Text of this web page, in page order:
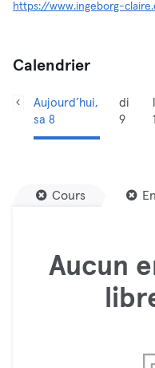
https://www.ingeborg-
Calendrier
Aujourd’hui,
sa 8
di
9
Cours
Aucun